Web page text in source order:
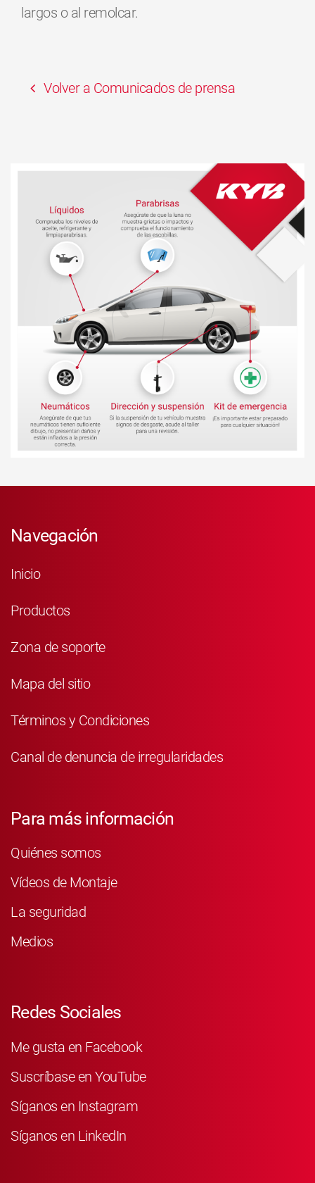
largos o al remolcar.
Volver a Comunicados de prensa
Navegación
Inicio
Productos
Zona de soporte
Mapa del sitio
Términos y Condiciones
Canal de denuncia de irregularidades
Para más información
Quiénes somos
Vídeos de Montaje
La seguridad
Medios
Redes Sociales
Me gusta en Facebook
Suscríbase en YouTube
Síganos en Instagram
Síganos en LinkedIn